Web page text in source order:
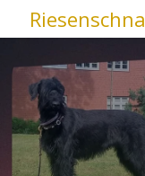
Zum
Hauptinhalt
springen